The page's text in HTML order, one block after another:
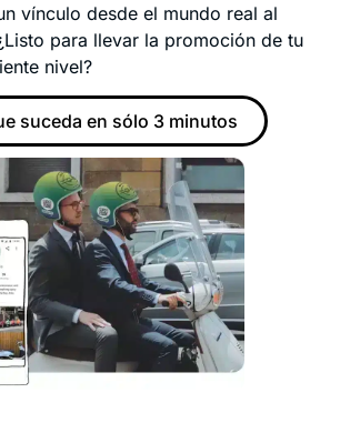
vínculo desde el mundo real al
para llevar la promoción de tu
nivel?
suceda en sólo 3 minutos